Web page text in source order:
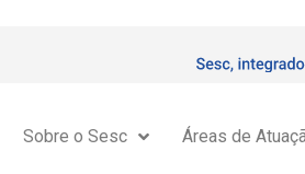
Sobre o Sesc Áreas de